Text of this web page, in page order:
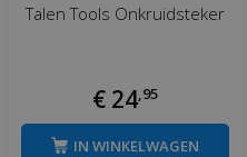
Talen Tools Onkruidsteker
€ 24 95
IN WINKELWAGEN